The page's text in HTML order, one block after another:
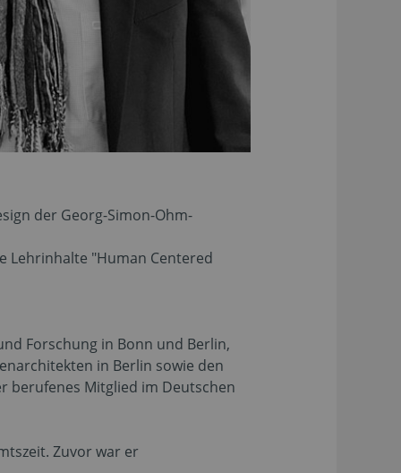
der Georg-Simon-Ohm-
Lehrinhalte "Human Centered
Forschung in Bonn und Berlin,
in Berlin sowie den
berufenes Mitglied im Deutschen
Zuvor war er